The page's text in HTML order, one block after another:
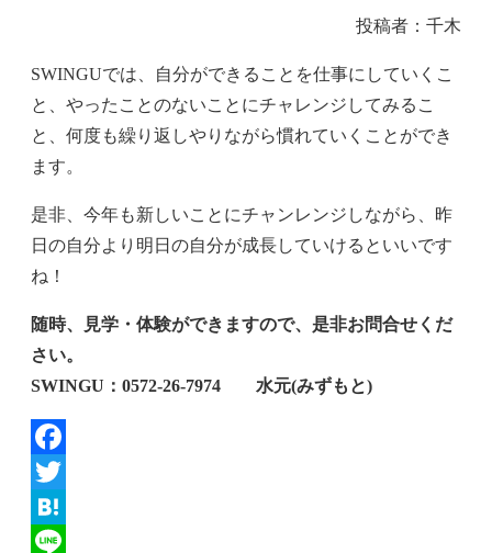
投稿者：千木
SWINGUでは、自分ができることを仕事にしていくこ
と、やったことのないことにチャレンジしてみるこ
と、何度も繰り返しやりながら慣れていくことができ
ます。
是非、今年も新しいことにチャンレンジしながら、昨
日の自分より明日の自分が成長していけるといいです
ね！
随時、見学・体験ができますので、是非お問合せくだ
さい。
SWINGU：0572‐26‐7974 水元(みずもと)
Facebook
Twitter
Hatena